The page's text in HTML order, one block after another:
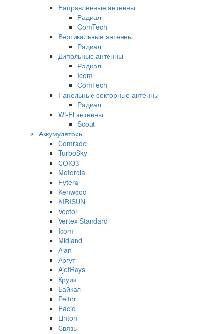
Направленные антенны
Радиал
ComTech
Вертикальные антенны
Радиал
Дипольные антенны
Радиал
Icom
ComTech
Панельные секторные антенны
Радиал
Wi-Fi антенны
Scout
Аккумуляторы
Comrade
TurboSky
СОЮЗ
Motorola
Hytera
Kenwood
KIRISUN
Vector
Vertex Standard
Icom
Midland
Alan
Аргут
AjetRays
Круиз
Байкал
Peltor
Racio
Linton
Связь